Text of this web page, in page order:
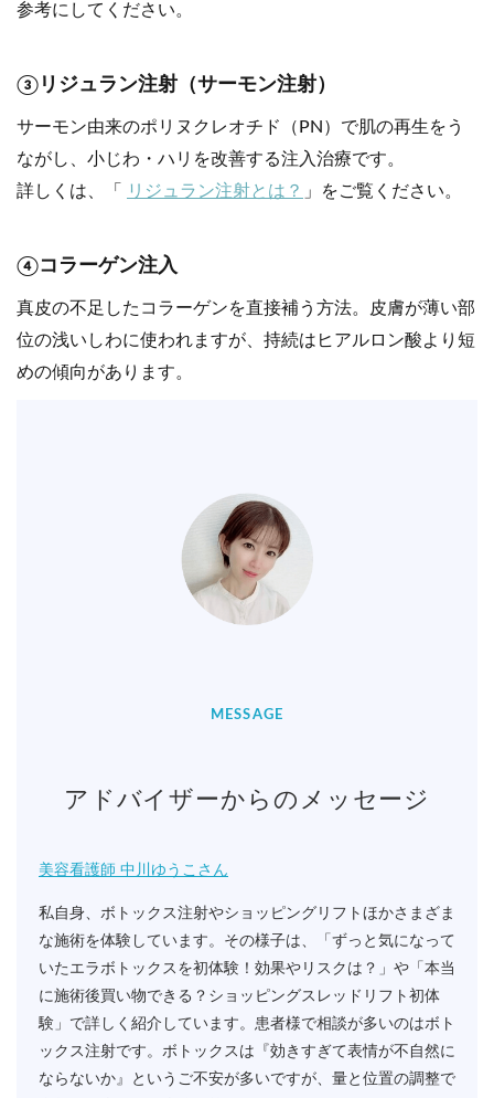
参考にしてください。
③リジュラン注射（サーモン注射）
サーモン由来のポリヌクレオチド（PN）で肌の再生をう
ながし、小じわ・ハリを改善する注入治療です。
詳しくは、「
リジュラン注射とは？ 」をご覧ください。
④コラーゲン注入
真皮の不足したコラーゲンを直接補う方法。皮膚が薄い部
位の浅いしわに使われますが、持続はヒアルロン酸より短
めの傾向があります。
MESSAGE
アドバイザーからのメッセージ
美容看護師 中川ゆうこさん
私自身、ボトックス注射やショッピングリフトほかさまざま
な施術を体験しています。その様子は、「ずっと気になって
いたエラボトックスを初体験！効果やリスクは？」や「本当
に施術後買い物できる？ショッピングスレッドリフト初体
験」で詳しく紹介しています。患者様で相談が多いのはボト
ックス注射です。ボトックスは『効きすぎて表情が不自然に
ならないか』というご不安が多いですが、量と位置の調整で